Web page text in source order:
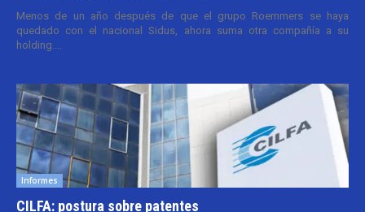
Menos de un año después de que el grupo Roemmers se haya
quedado con el nacional Sidus, ahora suma otra compañía a su
holding....
Informes
CILFA: postura sobre patentes